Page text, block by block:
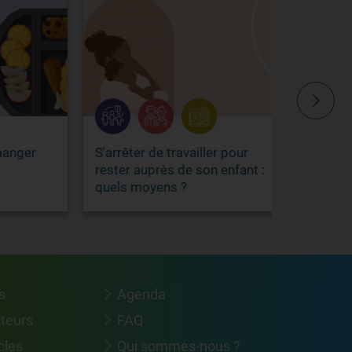
S'arrêter de travailler pour
rester auprès de son enfant :
quels moyens ?
Agenda
FAQ
Qui sommes-nous ?